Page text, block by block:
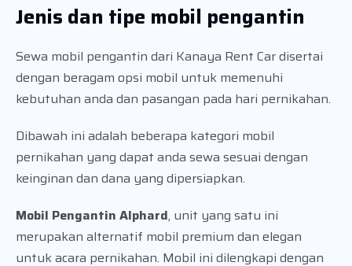
Jenis dan tipe mobil pengantin
Sewa mobil pengantin dari Kanaya Rent Car disertai
dengan beragam opsi mobil untuk memenuhi
kebutuhan anda dan pasangan pada hari pernikahan.
Dibawah ini adalah beberapa kategori mobil
pernikahan yang dapat anda sewa sesuai dengan
keinginan dan dana yang dipersiapkan.
Mobil Pengantin Alphard, unit yang satu ini
merupakan alternatif mobil premium dan elegan
untuk acara pernikahan. Mobil ini dilengkapi dengan